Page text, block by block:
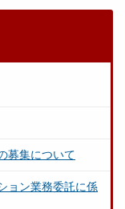
募集について
ョン業務委託に係